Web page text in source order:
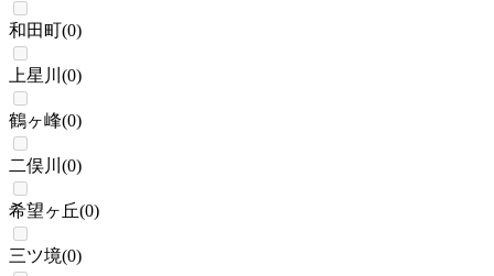
和田町(0)
上星川 (0)
鶴ヶ峰(0)
二俣川 (0)
希望ヶ丘(0)
三ツ境(0)